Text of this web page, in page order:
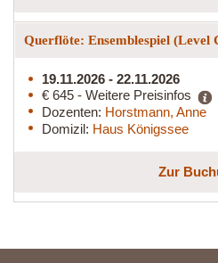
Querflöte: Ensemblespiel (Level
19.11.2026 - 22.11.2026
€ 645 - Weitere Preisinfos
Dozenten: Horstmann, Anne
Domizil: Haus Königssee
Zur